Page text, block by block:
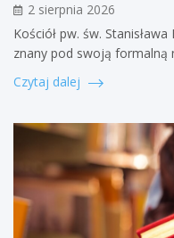
2 sierpnia 2026
Kościół pw. św.
znany pod swoją
Czytaj dalej